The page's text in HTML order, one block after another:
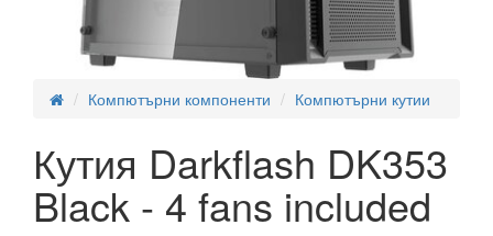
Компютърни компоненти Компютърни кутии
Кутия Darkflash DK353
Black - 4 fans included